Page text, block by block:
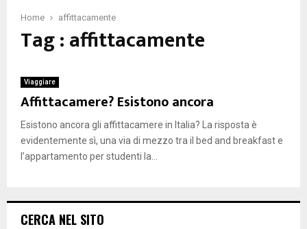
Home affittacamente
Tag : affittacamente
Viaggiare
Affittacamere? Esistono ancora
Esistono ancora gli affittacamere in Italia? La risposta è
evidentemente sì, una via di mezzo tra il bed and breakfast e
l’appartamento per studenti la...
CERCA NEL SITO